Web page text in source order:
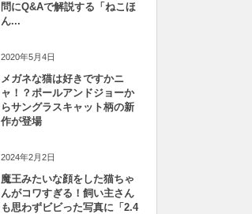
問にQ&Aで解説する「ねこほ
ん...
2020年5月4日
メガネな猫は好きですかニ
ャ！？ポールアンドジョーか
らサングラスキャット柄の新
作が登場
2024年2月2日
魔王みたいな顔をした猫ちゃ
んがコワすぎる！飼い主さん
も思わずビビった写真に「2.4